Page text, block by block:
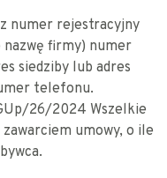
numer rejestracyjny
firmy) numer
siedziby lub adres
telefonu.
26/2024 Wszelkie
umowy, o ile